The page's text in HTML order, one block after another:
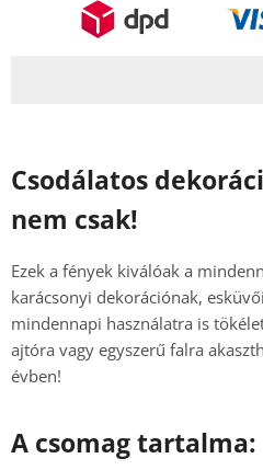
Csodálatos
nem csak!
Ezek a fények kiválóak a
karácsonyi dekorációnak,
mindennapi használatra is
ajtóra vagy egyszerű falra
évben!
A csomag tartalma: